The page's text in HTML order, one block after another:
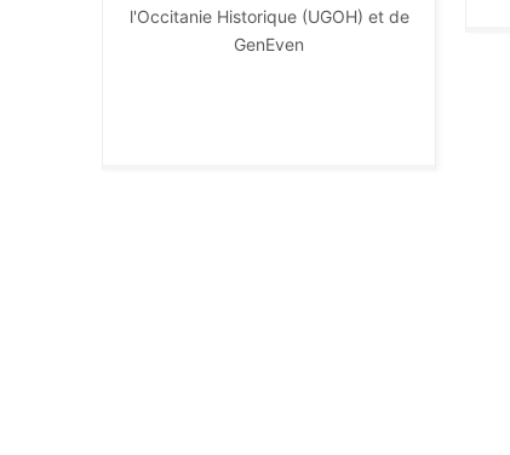
l'Occitanie Historique (UGOH) et de
GenEven